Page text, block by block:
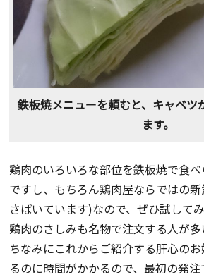
鉄板焼メニューを頼むと、キャベツ
ます。
鶏肉のいろいろな部位を鉄板焼で食
ですし、もちろん鶏肉屋ならではの
さばいています)なので、ぜひ試して
鶏肉のさしみも名物で注文する人が多
ちなみにこれからご紹介する肝心の
るのに時間がかかるので、最初の発